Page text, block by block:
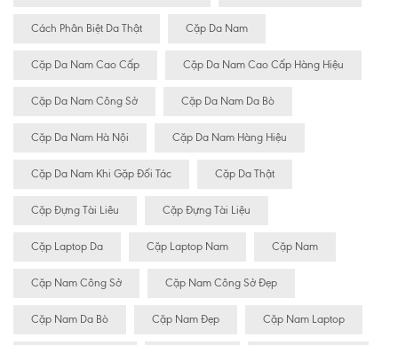
Cách Phân Biệt Da Thật Cặp Da Nam
Cặp Da Nam Cao Cấp Cặp Da Nam Cao Cấp Hàng Hiệu
Cặp Da Nam Công Sở Cặp Da Nam Da Bò
Cặp Da Nam Hà Nội Cặp Da Nam Hàng Hiệu
Cặp Da Nam Khi Gặp Đối Tác Cặp Da Thật
Cặp Đựng Tài Liêu Cặp Đựng Tài Liệu
Cặp Laptop Da Cặp Laptop Nam Cặp Nam
Cặp Nam Công Sở Cặp Nam Công Sở Đẹp
Cặp Nam Da Bò Cặp Nam Đẹp Cặp Nam Laptop